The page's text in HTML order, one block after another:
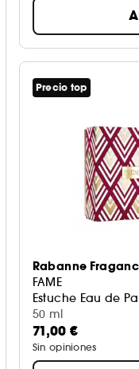
Precio top
Rabanne
FAME
Estuche Eau de
50 ml
71,00 €
Sin opiniones